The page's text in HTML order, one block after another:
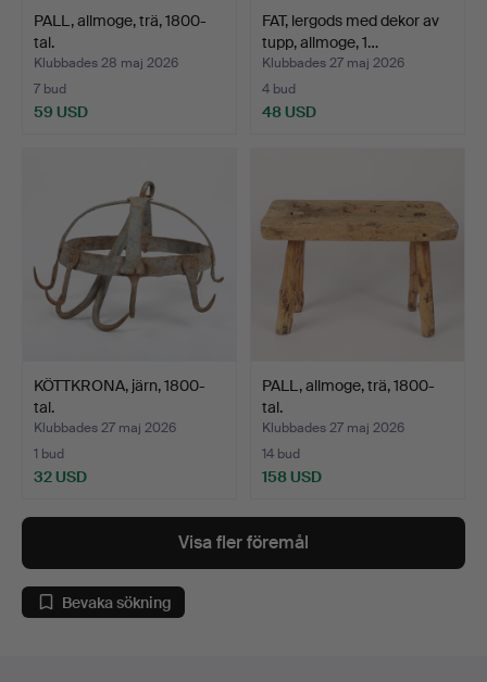
PALL, allmoge, trä, 1800-
tal.
Klubbades 28 maj 2026
7 bud
59 USD
FAT, lergods med dekor av
tupp, allmoge, 1…
Klubbades 27 maj 2026
4 bud
48 USD
KÖTTKRONA, järn, 1800-
tal.
Klubbades 27 maj 2026
1 bud
32 USD
PALL, allmoge, trä, 1800-
tal.
Klubbades 27 maj 2026
14 bud
158 USD
Visa fler föremål
Bevaka sökning